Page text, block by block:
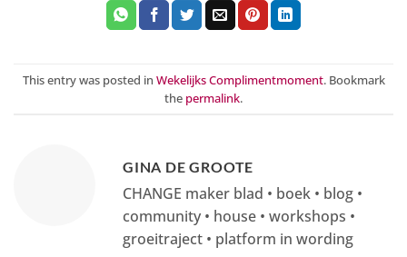
This entry was posted in Wekelijks Complimentmoment. Bookmark
the permalink.
GINA DE GROOTE
CHANGE maker blad • boek • blog •
community • house • workshops •
groeitraject • platform in wording